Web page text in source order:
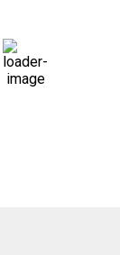
33 %
1009 mb